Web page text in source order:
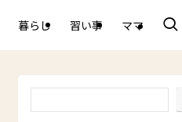
暮らし 習い事 ママ